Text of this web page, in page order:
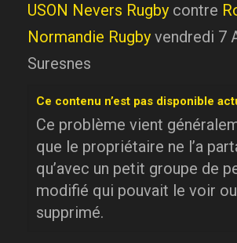
USON Nevers Rugby contre
Normandie Rugby vendredi 7
Suresnes
Ce contenu n’est pas disponible
Ce problème vient
que le propriétaire ne l’a
qu’avec un petit groupe de
modifié qui pouvait le voir ou
supprimé.